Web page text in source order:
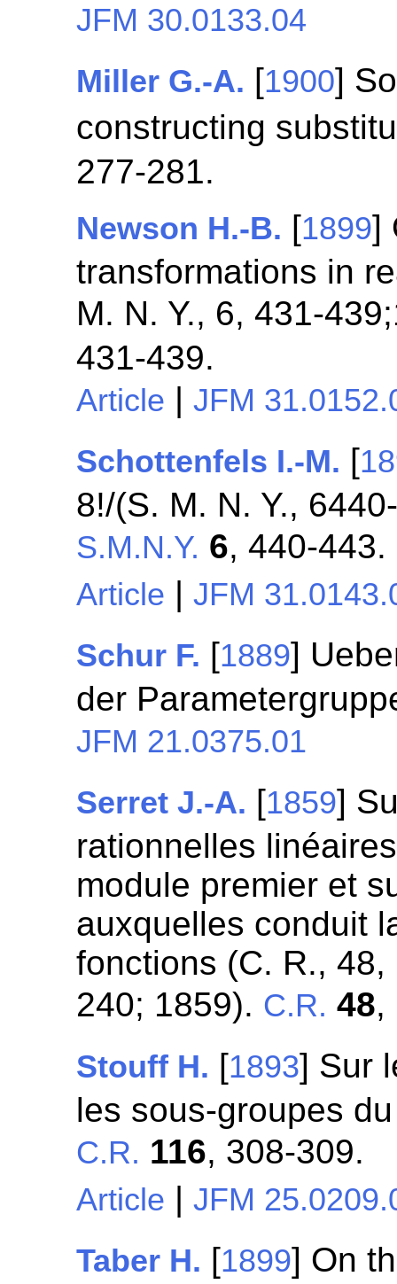
JFM 30.0133.04
Miller G.-A. [1900]
constructing
277-281.
Newson H.-B. [1899]
transformations in
M. N. Y., 6, 431-
431-439.
Article |JFM
Schottenfels I.-M. [
8!/(S. M. N. Y.,
S.M.N.Y. 6, 440-443.
Article |JFM
Schur F. [1889]
der
JFM 21.0375.01
Serret J.-A. [1859]
rationnelles
module premier et
auxquelles conduit
fonctions (C. R.,
240; 1859). C.R. 48,
Stouff H. [1893] Sur
les sous-groupes
C.R. 116, 308-309.
Article |JFM
Taber H. [1899] On